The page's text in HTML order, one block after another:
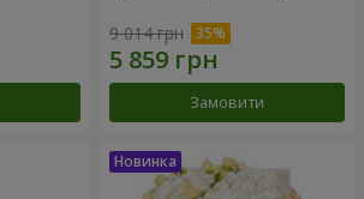
9 014 грн
Замовити